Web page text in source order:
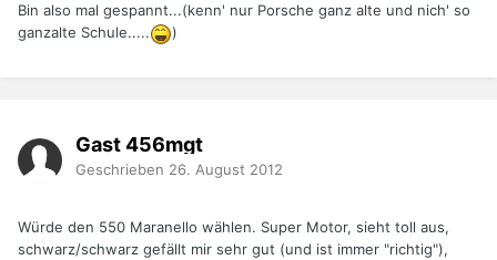
Bin also mal gespannt...(kenn' nur Porsche ganz alte und nich' so
ganzalte Schule.....
)
Gast 456mgt
Geschrieben 26. August 2012
Würde den 550 Maranello wählen. Super Motor, sieht toll aus,
schwarz/schwarz gefällt mir sehr gut (und ist immer "richtig"),